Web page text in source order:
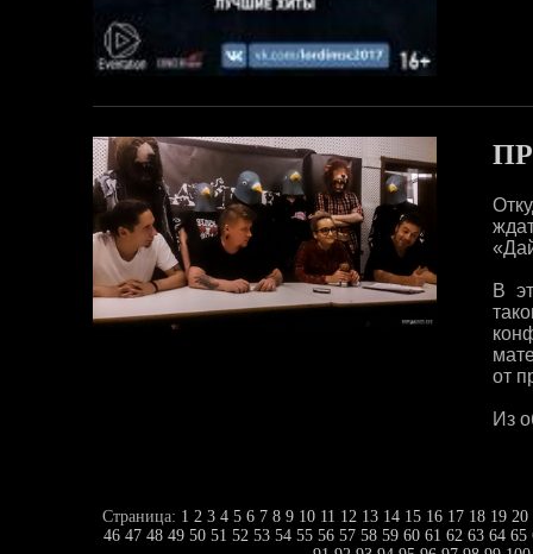
В
от
Из
Страница: 1 2 3 4 5 6 7 8 9 10 11 12 13 14 15 16 17 18 19 20
46 47 48 49 50 51 52 53 54 55 56 57 58 59 60 61 62 63 64 65